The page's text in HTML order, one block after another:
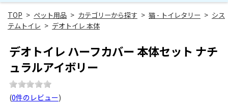
> ペット用品 > カテゴリーから探す > 猫 - トイレタリー > シス
テムトイレ > デオトイレ 本体
デオトイレ ハーフカバー 本体セット ナチ
ュラルアイボリー
(0件のレビュー)